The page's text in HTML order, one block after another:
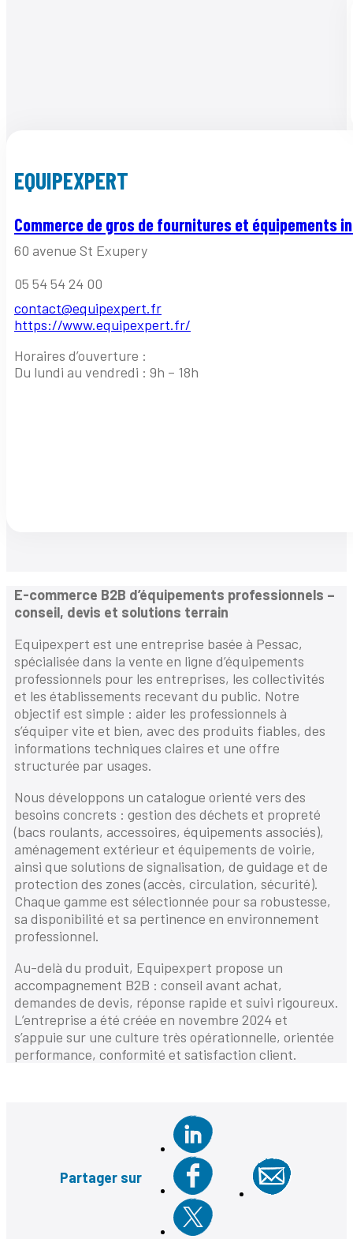
EQUIPEXPERT
Commerce de gros de fournitures et équipements
60 avenue St Exupery
05 54 54 24 00
contact@equipexpert.fr
https://www.equipexpert.fr/
Horaires d’ouverture :
Du lundi au vendredi : 9h – 18h
E-commerce B2B d’équipements professionnels –
conseil, devis et solutions terrain
Equipexpert est une entreprise basée à Pessac,
spécialisée dans la vente en ligne d’équipements
professionnels pour les entreprises, les collectivités
et les établissements recevant du public. Notre
objectif est simple : aider les professionnels à
s’équiper vite et bien, avec des produits fiables, des
informations techniques claires et une offre
structurée par usages.
Nous développons un catalogue orienté vers des
besoins concrets : gestion des déchets et propreté
(bacs roulants, accessoires, équipements associés),
aménagement extérieur et équipements de voirie,
ainsi que solutions de signalisation, de guidage et de
protection des zones (accès, circulation, sécurité).
Chaque gamme est sélectionnée pour sa robustesse,
sa disponibilité et sa pertinence en environnement
professionnel.
Au-delà du produit, Equipexpert propose un
accompagnement B2B : conseil avant achat,
demandes de devis, réponse rapide et suivi rigoureux.
L’entreprise a été créée en novembre 2024 et
s’appuie sur une culture très opérationnelle, orientée
performance, conformité et satisfaction client.
Partager sur